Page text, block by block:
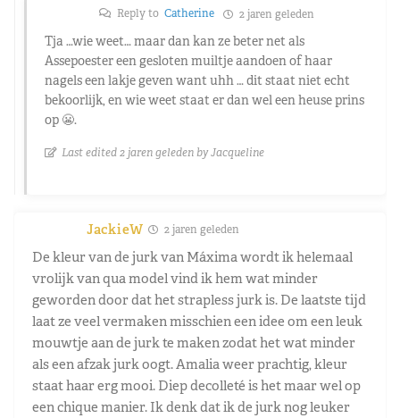
Reply to Catherine 2 jaren geleden
Tja …wie weet… maar dan kan ze beter net als
Assepoester een gesloten muiltje aandoen of haar
nagels een lakje geven want uhh … dit staat niet echt
bekoorlijk, en wie weet staat er dan wel een heuse prins
op 😬.
Last edited 2 jaren geleden by Jacqueline
JackieW 2 jaren geleden
De kleur van de jurk van Máxima wordt ik helemaal
vrolijk van qua model vind ik hem wat minder
geworden door dat het strapless jurk is. De laatste tijd
laat ze veel vermaken misschien een idee om een leuk
mouwtje aan de jurk te maken zodat het wat minder
als een afzak jurk oogt. Amalia weer prachtig, kleur
staat haar erg mooi. Diep decolleté is het maar wel op
een chique manier. Ik denk dat ik de jurk nog leuker